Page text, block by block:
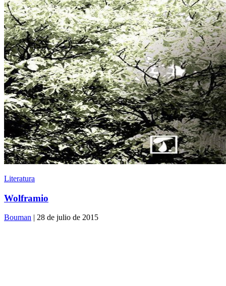
Literatura
Wolframio
Bouman | 28 de julio de 2015